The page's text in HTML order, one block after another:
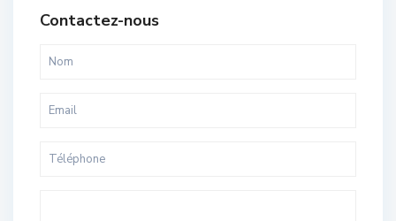
Contactez-nous